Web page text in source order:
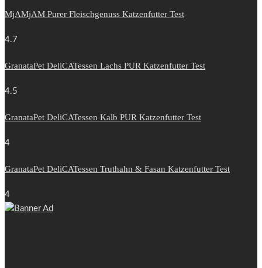
MjAMjAM Purer Fleischgenuss Katzenfutter Test
4.7
GranataPet DeliCATessen Lachs PUR Katzenfutter Test
4.5
GranataPet DeliCATessen Kalb PUR Katzenfutter Test
4
GranataPet DeliCATessen Truthahn & Fasan Katzenfutter Test
4